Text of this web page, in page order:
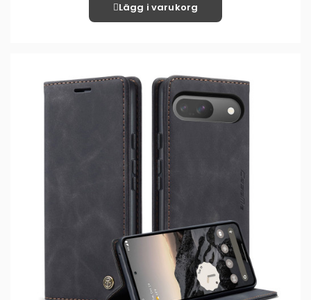
Lägg i varukorg